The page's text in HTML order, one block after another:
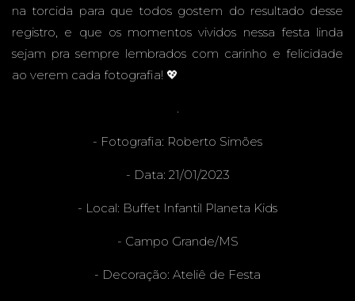
FESTA
INFANT
IL
na torcida para que todos gostem do resultado desse
registro, e que os momentos vividos nessa festa linda
sejam pra sempre lembrados com carinho e felicidade
ao verem cada fotografia! 💖
.
- Fotografia: Roberto Simões
- Data: 21/01/2023
- Local: Buffet Infantil Planeta Kids
- Campo Grande/MS
- Decoração: Ateliê de Festa